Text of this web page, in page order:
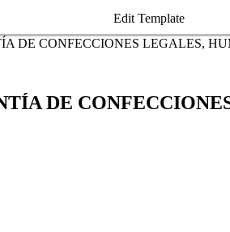
Edit Template
DE CONFECCIONES LEGALES,
DE